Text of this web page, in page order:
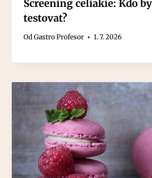
Screening celiakie: Kdo
testovat?
OdGastro Profesor 1. 7. 2026